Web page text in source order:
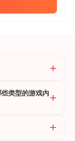
类型的游戏内